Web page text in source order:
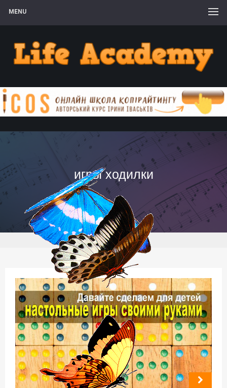
MENU
игры ходилки